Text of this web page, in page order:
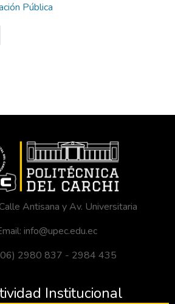
Pública
Antisana y Av. Universitaria
info@upec.edu.ec
2980 837 - 2984 435
Institucional